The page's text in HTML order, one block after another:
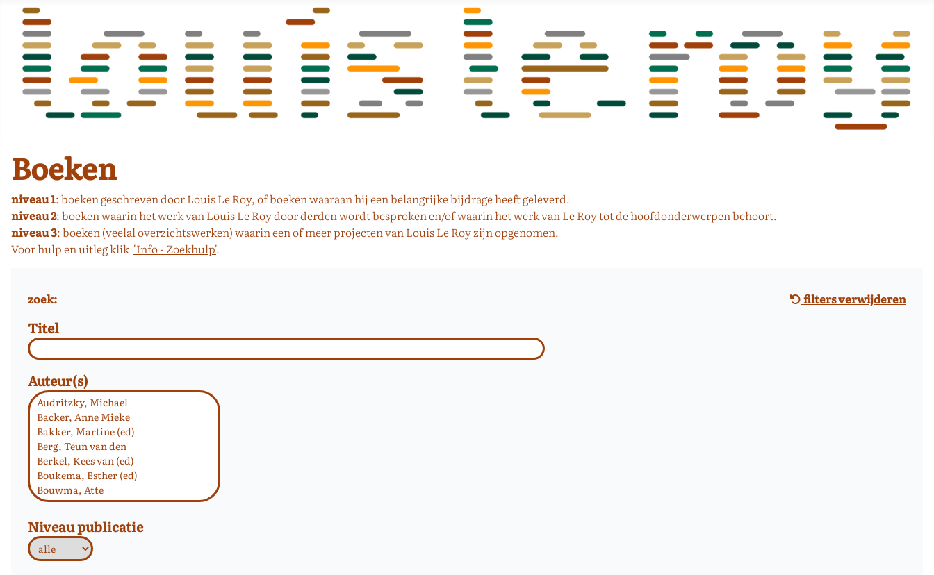
Boeken
niveau 1: boeken geschreven door Louis Le Roy, of boeken waaraan hij een belangrijke bijdrage heeft geleverd.
niveau 2: boeken waarin het werk van Louis Le Roy door derden wordt besproken en/of waarin het werk van Le Roy tot de hoofdonderwerpen behoort.
niveau 3: boeken (veelal overzichtswerken) waarin een of meer projecten van Louis Le Roy zijn opgenomen.
Voor hulp en uitleg klik 'Info - Zoekhulp'.
zoek: filters verwijderen
Titel
Auteur(s)
Niveau publicatie